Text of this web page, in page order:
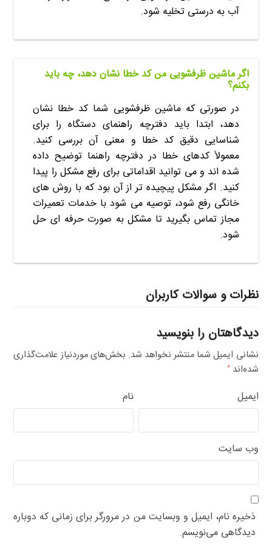
آب به درستی تخلیه شود.
اگر ماشین ظرفشویی من کد خطا نشان دهد، چه باید
بکنم؟
در صورتی که ماشین ظرفشویی شما کد خطا نشان
دهد، ابتدا باید دفترچه راهنمای دستگاه را برای
شناسایی دقیق کد خطا و معنی آن بررسی کنید.
معمولاً کدهای خطا در دفترچه راهنما توضیح داده
شده اند و می توانید اقداماتی برای رفع مشکل را پیدا
کنید. اگر مشکل پیچیده تر از آن بود که با روش های
خانگی رفع شود، توصیه می شود با خدمات تعمیرات
مجاز تماس بگیرید تا مشکل به صورت حرفه ای حل
شود.
نظرات و سوالات کاربران
دیدگاهتان را بنویسید
نشانی ایمیل شما منتشر نخواهد شد. بخش‌های موردنیاز علامت‌گذاری
شده‌اند*
نام ایمیل
وب‌ سایت
ذخیره نام، ایمیل و وبسایت من در مرورگر برای زمانی که دوباره
دیدگاهی می‌نویسم.